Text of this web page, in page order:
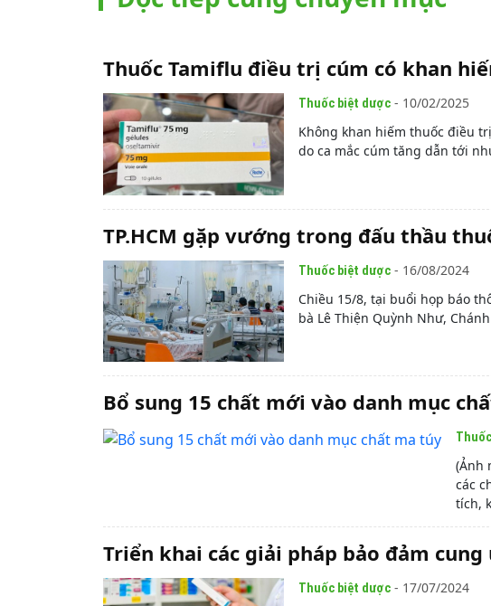
Thuốc Tamiflu điều trị cúm có khan
Thuốc biệt dược - 10/02/2025
Không khan hiếm thuốc điều
do ca mắc cúm tăng dẫn tới
TP.HCM gặp vướng trong đấu thầu
Thuốc biệt dược - 16/08/2024
Chiều 15/8, tại buổi họp báo
bà Lê Thiện Quỳnh Như,
Bổ sung 15 chất mới vào danh mục
(Ảnh
các
tích,
Triển khai các giải pháp bảo đảm
Thuốc biệt dược - 17/07/2024